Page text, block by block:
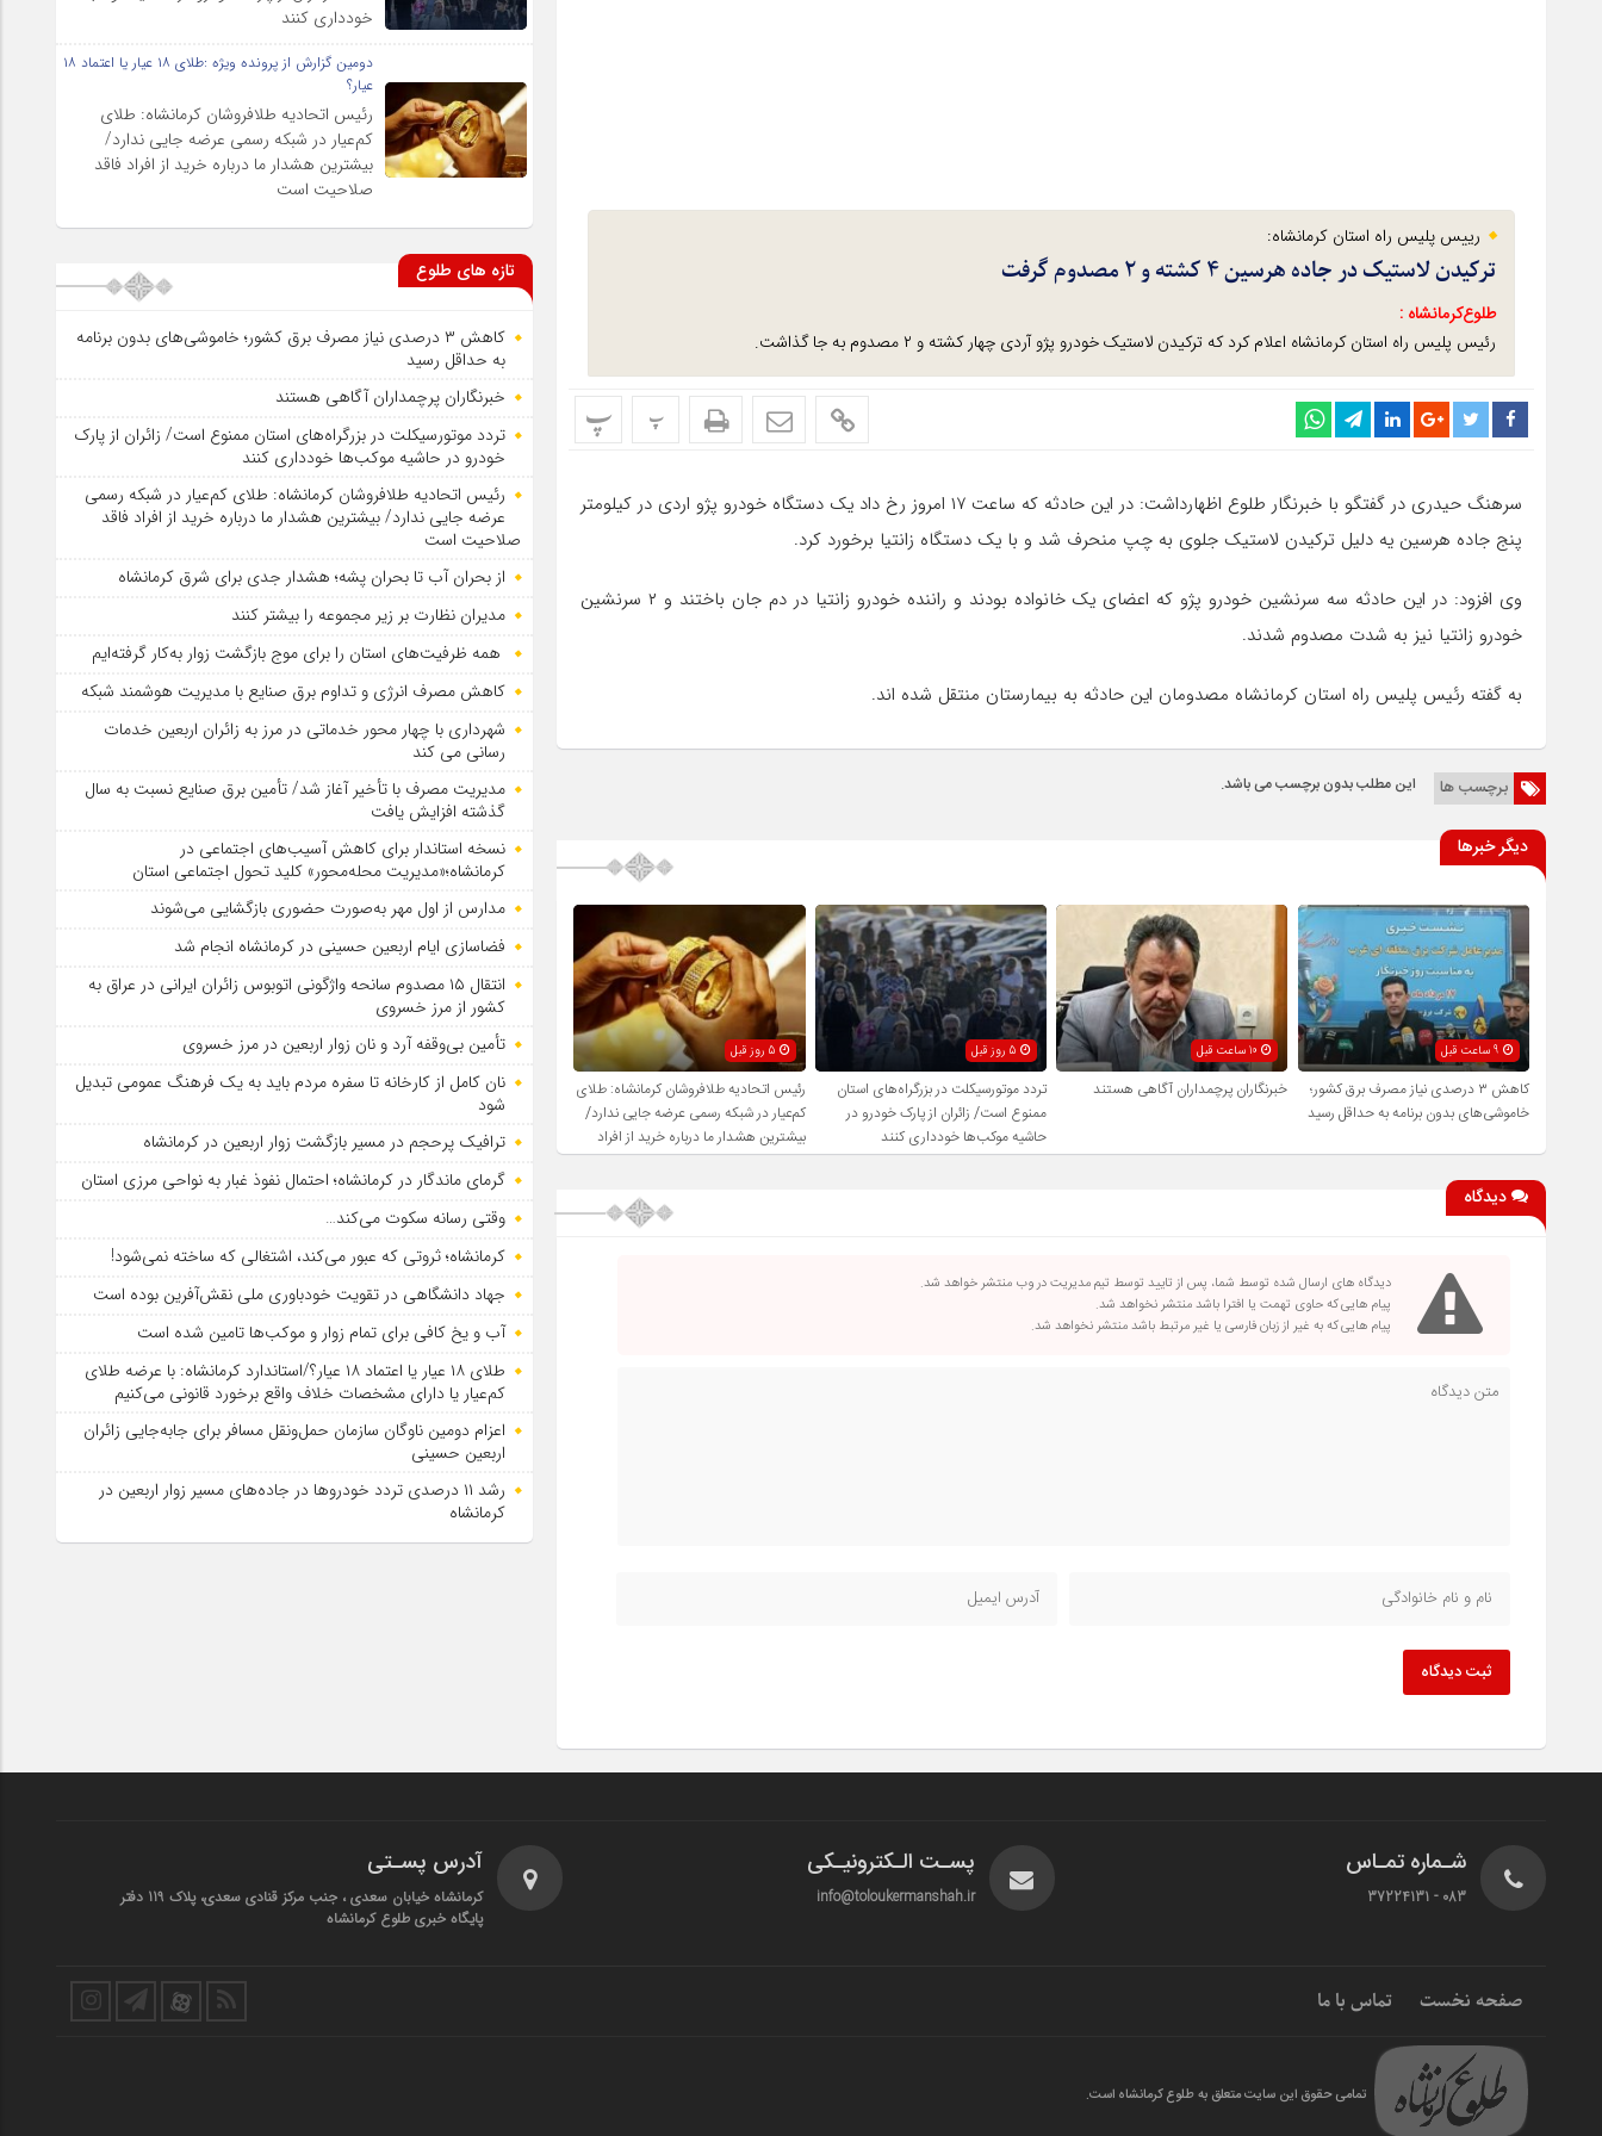
رییس پلیس راه استان کرمانشاه:
ترکیدن لاستیک در جاده هرسین ۴ کشته و ۲ مصدوم گرفت
طلوع‌‌کرمانشاه :
رئیس پلیس راه استان کرمانشاه اعلام کرد که ترکیدن لاستیک خودرو پژو آردی چهار کشته و ۲ مصدوم به جا گذاشت.
پ پ
سرهنگ حیدری در گفتگو با خبرنگار طلوع اظهارداشت: در این حادثه که ساعت ۱۷ امروز رخ داد یک دستگاه خودرو پژو اردی در کیلومتر
پنج جاده هرسین یه دلیل ترکیدن لاستیک جلوی به چپ منحرف شد و با یک دستگاه زانتیا برخورد کرد.
وی افزود: در این حادثه سه سرنشین خودرو پژو که اعضای یک خانواده بودند و راننده خودرو زانتیا در دم جان باختند و ۲ سرنشین
خودرو زانتیا نیز به شدت مصدوم شدند.
به گفته رئیس پلیس راه استان کرمانشاه مصدومان این حادثه به بیمارستان منتقل شده اند.
برچسب ها این مطلب بدون برچسب می باشد.
دیگر خبرها
کاهش ۳ درصدی نیاز مصرف برق کشور؛
خاموشی‌های بدون برنامه به حداقل رسید
10 ساعت قبل
خبرنگاران پرچمداران آگاهی هستند
تردد موتورسیکلت در بزرگراه‌های استان
ممنوع است/ زائران از پارک خودرو در
حاشیه موکب‌ها خودداری کنند
رئیس اتحادیه طلافروشان کرمانشاه: طلای
کم‌عیار در شبکه رسمی عرضه جایی ندارد/
بیشترین هشدار ما درباره خرید از افراد
فاقد صلاحیت است
دیدگاه
دیدگاه های ارسال شده توسط شما، پس از تایید توسط تیم مدیریت در وب منتشر خواهد شد.
پیام هایی که حاوی تهمت یا افترا باشد منتشر نخواهد شد.
پیام هایی که به غیر از زبان فارسی یا غیر مرتبط باشد منتشر نخواهد شد.
ثبت دیدگاه
خودداری کنند
دومین گزارش از پرونده ویژه :طلای ۱۸ عیار یا اعتماد ۱۸
عیار؟
رئیس اتحادیه طلافروشان کرمانشاه: طلای
کم‌عیار در شبکه رسمی عرضه جایی ندارد/
بیشترین هشدار ما درباره خرید از افراد فاقد
صلاحیت است
تازه های طلوع
کاهش ۳ درصدی نیاز مصرف برق کشور؛ خاموشی‌های بدون برنامه
به حداقل رسید
خبرنگاران پرچمداران آگاهی هستند
تردد موتورسیکلت در بزرگراه‌های استان ممنوع است/ زائران از پارک
خودرو در حاشیه موکب‌ها خودداری کنند
رئیس اتحادیه طلافروشان کرمانشاه: طلای کم‌عیار در شبکه رسمی
عرضه جایی ندارد/ بیشترین هشدار ما درباره خرید از افراد فاقد
صلاحیت است
از بحران آب تا بحران پشه؛ هشدار جدی برای شرق کرمانشاه
مدیران نظارت بر زیر مجموعه را بیشتر کنند
همه ظرفیت‌های استان را برای موج بازگشت زوار به‌کار گرفته‌ایم
کاهش مصرف انرژی و تداوم برق صنایع با مدیریت هوشمند شبکه
شهرداری با چهار محور خدماتی در مرز به زائران اربعین خدمات
رسانی می کند
مدیریت مصرف با تأخیر آغاز شد/ تأمین برق صنایع نسبت به سال
گذشته افزایش یافت
نسخه استاندار برای کاهش آسیب‌های اجتماعی در
کرمانشاه؛«مدیریت محله‌محور» کلید تحول اجتماعی استان
مدارس از اول مهر به‌صورت حضوری بازگشایی می‌شوند
فضاسازی ایام اربعین حسینی در کرمانشاه انجام شد
انتقال ۱۵ مصدوم سانحه واژگونی اتوبوس زائران ایرانی در عراق به
کشور از مرز خسروی
تأمین بی‌وقفه آرد و نان زوار اربعین در مرز خسروی
نان کامل از کارخانه تا سفره مردم باید به یک فرهنگ عمومی تبدیل
شود
ترافیک پرحجم در مسیر بازگشت زوار اربعین در کرمانشاه
گرمای ماندگار در کرمانشاه؛ احتمال نفوذ غبار به نواحی مرزی استان
وقتی رسانه سکوت می‌کند…
کرمانشاه؛ ثروتی که عبور می‌کند، اشتغالی که ساخته نمی‌شود!
جهاد دانشگاهی در تقویت خودباوری ملی نقش‌آفرین بوده است
آب و یخ کافی برای تمام زوار و موکب‌ها تامین شده است
طلای ۱۸ عیار یا اعتماد ۱۸ عیار؟/استاندارد کرمانشاه: با عرضه طلای
کم‌عیار یا دارای مشخصات خلاف واقع برخورد قانونی می‌کنیم
اعزام دومین ناوگان سازمان حمل‌ونقل مسافر برای جابه‌جایی زائران
اربعین حسینی
رشد ۱۱ درصدی تردد خودروها در جاده‌های مسیر زوار اربعین در
کرمانشاه
شـماره تمـاس
083 - 37224131
پسـت الـکترونیـکی
info@toloukermanshah.ir
آدرس پسـتی
کرمانشاه خیابان سعدی ، جنب مرکز قنادی سعدی، پلاک 119 دفتر
پایگاه خبری طلوع کرمانشاه
صفحه نخست تماس با ما
تمامی حقوق این سایت متعلق به طلوع کرمانشاه است.